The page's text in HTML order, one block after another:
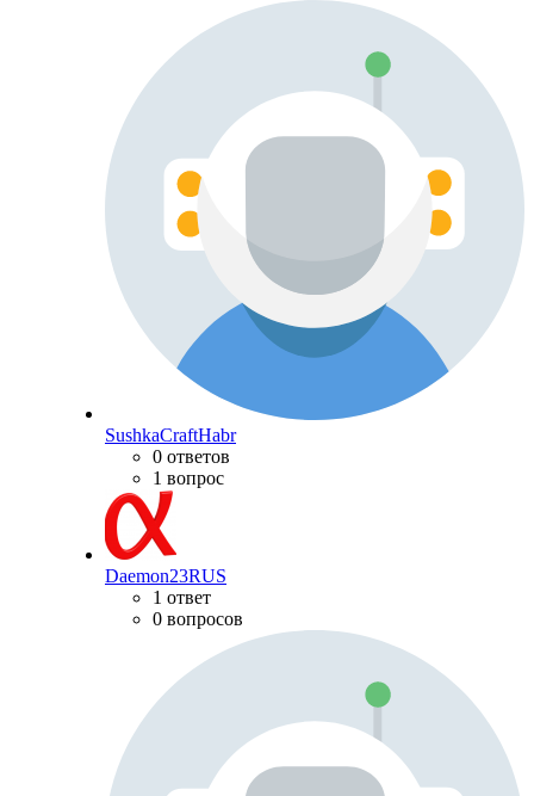
SushkaCraftHabr
0 ответов
1 вопрос
Daemon23RUS
1 ответ
0 вопросов